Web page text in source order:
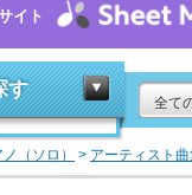
イト
す
全て
（ソロ） > アーティスト